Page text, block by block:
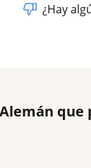
¿Hay